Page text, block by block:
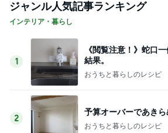
ジャンル人気記事ランキング
インテリア・暮らし
1
《閲覧注意！》蛇口
結果。
おうちと暮らしのレシピ
2
予算オーバーであきら
おうちと暮らしのレシピ